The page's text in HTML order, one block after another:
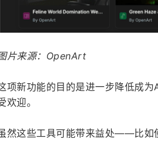
片来源：OpenArt
项新功能的目的是进一步降低成
欢迎。
然这些工具可能带来益处——比